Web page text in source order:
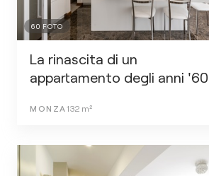
60 FOTO
La rinascita di un
appartamento degli anni '60
MONZA 132m²